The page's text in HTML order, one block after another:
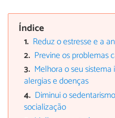
Índice
Reduz o estresse e a
Previne os problemas
Melhora o seu
alergias e doenças
Diminui o
socialização